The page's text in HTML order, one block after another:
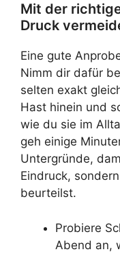
Mit der
Druck
Eine gute
Nimm dir dafür
selten exakt
Hast hinein und
wie du sie im
geh einige
Untergründe,
Eindruck,
beurteilst.
Probiere
Abend an,